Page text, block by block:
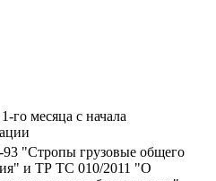
го месяца с начала
"Стропы грузовые общего
и ТР ТС 010/2011 "О